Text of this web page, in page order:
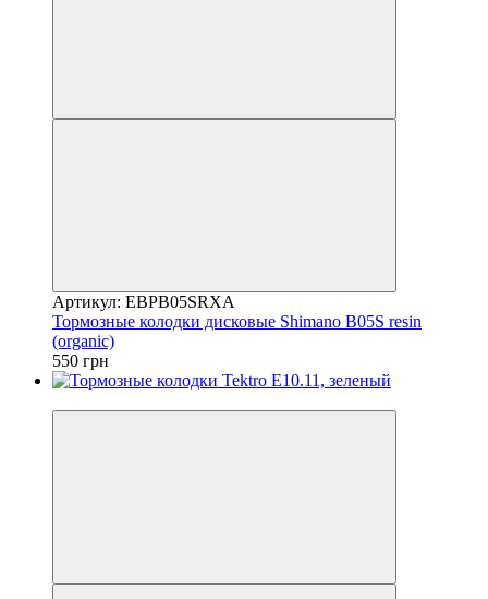
Артикул: EBPB05SRXA
Тормозные колодки дисковые Shimano B05S resin
(organic)
550 грн